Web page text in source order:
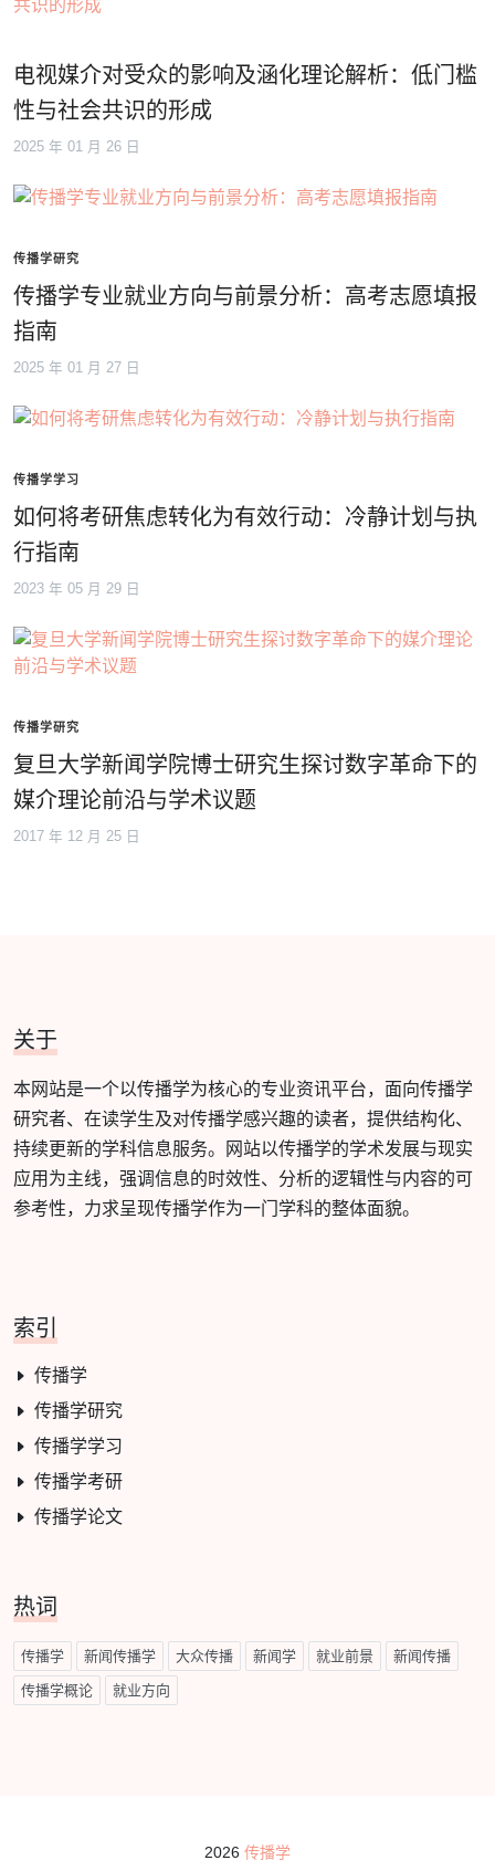
电视媒介对受众的影响及涵化理论解析：低门槛
性与社会共识的形成
2025 年 01 月 26 日
传播学研究
传播学专业就业方向与前景分析：高考志愿填报
指南
2025 年 01 月 27 日
传播学学习
如何将考研焦虑转化为有效行动：冷静计划与执
行指南
2023 年 05 月 29 日
传播学研究
复旦大学新闻学院博士研究生探讨数字革命下的
媒介理论前沿与学术议题
2017 年 12 月 25 日
关于
本网站是一个以传播学为核心的专业资讯平台，面向传播学
研究者、在读学生及对传播学感兴趣的读者，提供结构化、
持续更新的学科信息服务。网站以传播学的学术发展与现实
应用为主线，强调信息的时效性、分析的逻辑性与内容的可
参考性，力求呈现传播学作为一门学科的整体面貌。
索引
传播学
传播学研究
传播学学习
传播学考研
传播学论文
热词
传播学 新闻传播学 大众传播 新闻学 就业前景 新闻传播
传播学概论 就业方向
2026 传播学